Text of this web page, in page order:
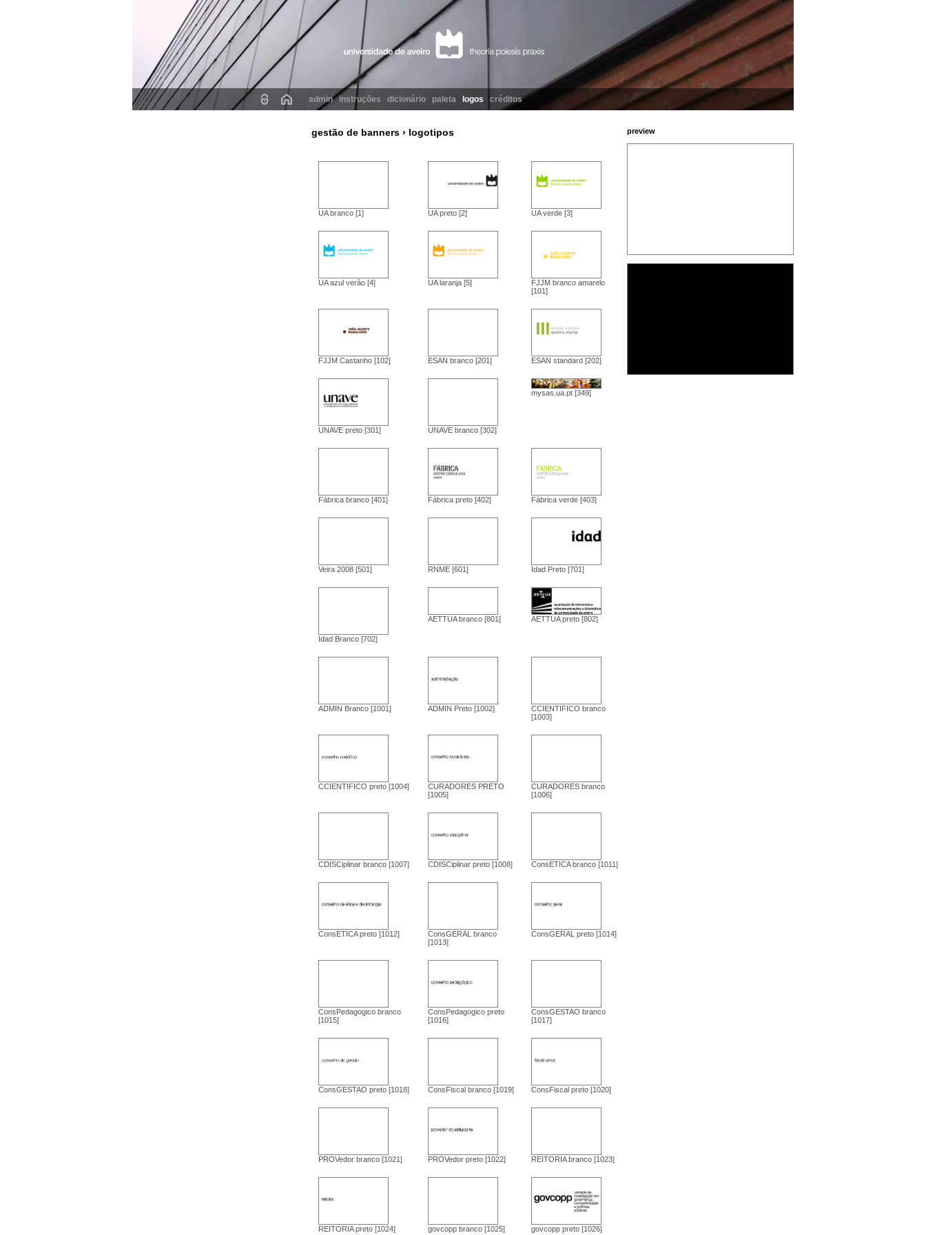
admin instruções dicionário paleta logos créditos
gestão de banners › logotipos
UA branco [1] UA preto [2] UA verde [3]
UA azul verão [4] UA laranja [5]
FJJM branco amarelo
[101]
FJJM Castanho [102] ESAN branco [201] ESAN standard [202]
UNAVE preto [301] UNAVE branco [302]
mysas.ua.pt [349]
Fábrica branco [401] Fábrica preto [402] Fábrica verde [403]
Veira 2008 [501] RNME [601] Idad Preto [701]
Idad Branco [702]
AETTUA branco [801] AETTUA preto [802]
ADMIN Branco [1001] ADMIN Preto [1002]
CCIENTIFICO branco
[1003]
CCIENTIFICO preto [1004]
CURADORES PRETO
[1005]
CURADORES branco
[1006]
CDISCiplinar branco [1007] CDISCiplinar preto [1008] ConsETICA branco [1011]
ConsETICA preto [1012]
ConsGERAL branco
[1013]
ConsGERAL preto [1014]
ConsPedagogico branco
[1015]
ConsPedagogico preto
[1016]
ConsGESTAO branco
[1017]
ConsGESTAO preto [1018] ConsFiscal branco [1019] ConsFiscal preto [1020]
PROVedor branco [1021] PROVedor preto [1022] REITORIA branco [1023]
REITORIA preto [1024] govcopp branco [1025] govcopp preto [1026]
preview